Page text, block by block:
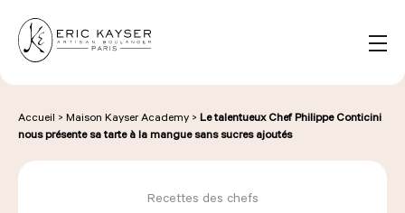
FR
Accueil > Maison Kayser Academy > Le talentueux Chef Philippe Conticini
nous présente sa tarte à la mangue sans sucres ajoutés
Recettes des chefs